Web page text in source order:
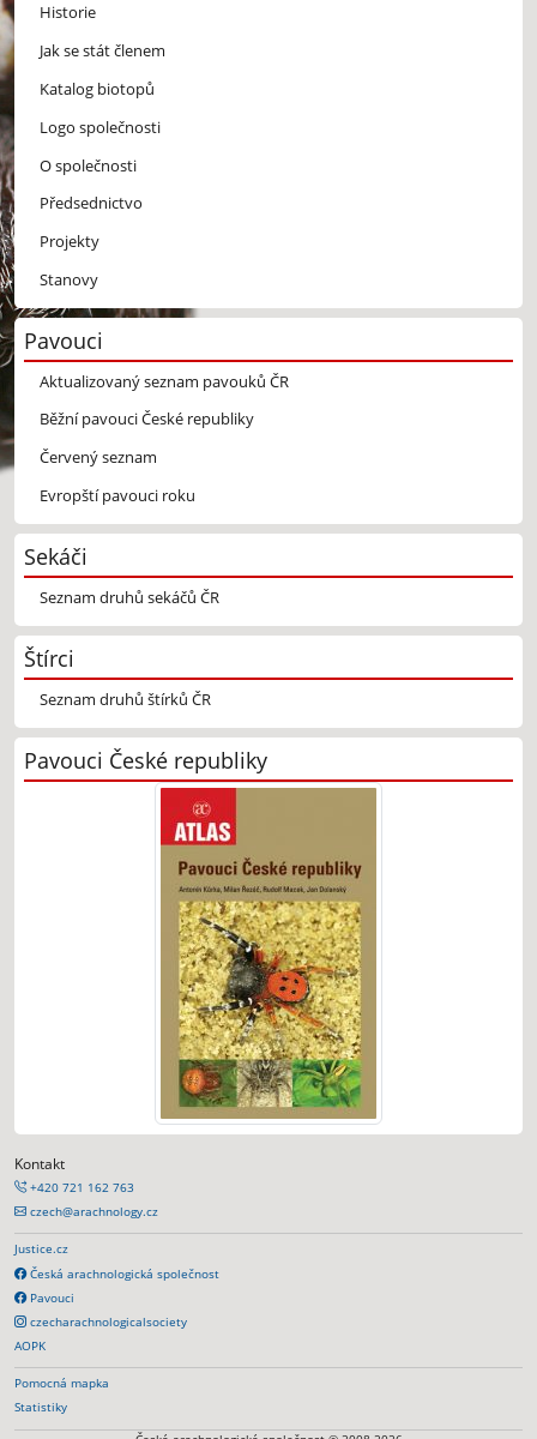
Historie
Jak se stát členem
Katalog biotopů
Logo společnosti
O společnosti
Předsednictvo
Projekty
Stanovy
Pavouci
Aktualizovaný seznam pavouků ČR
Běžní pavouci České republiky
Červený seznam
Evropští pavouci roku
Sekáči
Seznam druhů sekáčů ČR
Štírci
Seznam druhů štírků ČR
Pavouci České republiky
Kontakt
+420 721 162 763
czech@arachnology.cz
Justice.cz
Česká arachnologická společnost
Pavouci
czecharachnologicalsociety
AOPK
Pomocná mapka
Statistiky